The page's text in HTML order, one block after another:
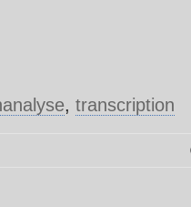
, transcription